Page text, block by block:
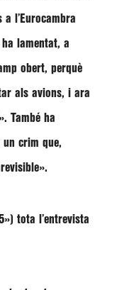
l’Eurocambra
ha lamentat, a
obert, perquè
als avions, i ara
. També ha
un crim que,
.
tota l’entrevista